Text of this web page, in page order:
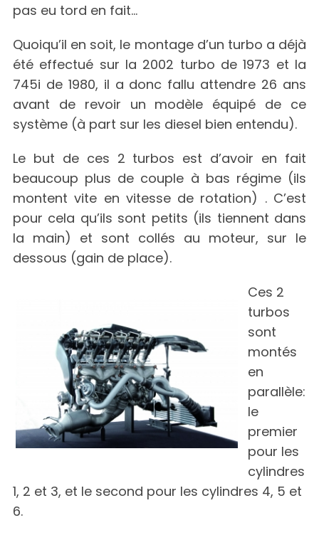
pas eu tord en fait…
Quoiqu’il en soit, le montage d’un turbo a déjà
été effectué sur la 2002 turbo de 1973 et la
745i de 1980, il a donc fallu attendre 26 ans
avant de revoir un modèle équipé de ce
système (à part sur les diesel bien entendu).
Le but de ces 2 turbos est d’avoir en fait
beaucoup plus de couple à bas régime (ils
montent vite en vitesse de rotation) . C’est
pour cela qu’ils sont petits (ils tiennent dans
la main) et sont collés au moteur, sur le
dessous (gain de place).
Ces 2
turbos
sont
montés
en
parallèle:
le
premier
pour les
cylindres
1, 2 et 3, et le second pour les cylindres 4, 5 et
6.